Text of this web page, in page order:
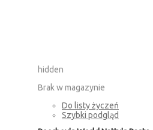
hidden
Brak w magazynie
Do listy życzeń
Szybki podgląd